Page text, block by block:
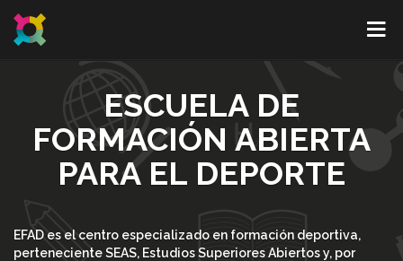
ESCUELA DE
FORMACIÓN ABIERTA
PARA EL DEPORTE
EFAD es el centro especializado en formación deportiva,
perteneciente SEAS, Estudios Superiores Abiertos y, por